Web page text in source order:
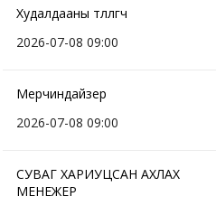
Худалдааны төлөөлөгч
2026-07-08 09:00
Мерчиндайзер
2026-07-08 09:00
СУВАГ ХАРИУЦСАН АХЛАХ
МЕНЕЖЕР